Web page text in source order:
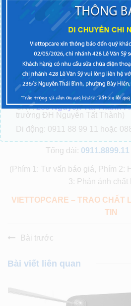
247-249 Sư Vạn Hạnh
chùa Ấn Quang)
(Gọi 0911 88 99 11 hoặc 088
CN4:81 Dương Văn Cam
TPHCM (Gần chợ Thủ Đức)
(Gọi 0911 88 99 11 hoặc 088
CN6:
37 Nguyễn Oanh P.10 Q.
(Gọi 0911 88 99 11 hoặc 088
CN7:288 Nguyễn Tất Thành
trường ĐH Nguyễn Tất Thành)
Di động: 0911 88 99 11 hoặc
Tổng đài: 0911.8899.11
(Phím 1: Tư vấn báo giá, Phím 2:
3: Phản ánh
VIETTOPCARE – TRAO CHẤT
TIN
Bài trước
Bài viết liên quan